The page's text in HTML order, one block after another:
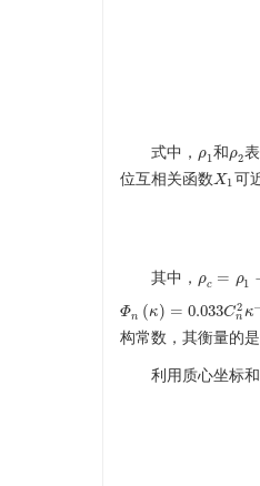
式中， ρ1
ρ1和 ρ2
ρ2
位互相关函数X1
X1 可
其中， ρc = ρ1
ρc =ρ −ρ 2
Φn (κ) = 0.033C2
n κ−
Φn (κ) = 0.033Cn2κ−11/
构常数，其衡量的
利用质心坐标